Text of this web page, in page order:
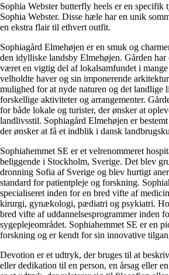
Sophia Webster butterfly heels er en specifik
Sophia Webster. Disse hæle har en unik
en ekstra flair til ethvert outfit.
Sophiagård Elmehøjen er en smuk og
den idylliske landsby Elmehøjen. Gården
været en vigtig del af lokalsamfundet i
velholdte haver og sin imponerende
mulighed for at nyde naturen og det landlige
forskellige aktiviteter og arrangementer.
for både lokale og turister, der ønsker at
landlivsstil. Sophiagård Elmehøjen er
der ønsker at få et indblik i dansk
Sophiahemmet SE er et velrenommeret
beliggende i Stockholm, Sverige. Det blev
dronning Sofia af Sverige og blev hurtigt
standard for patientpleje og forskning.
specialiseret inden for en bred vifte af
kirurgi, gynækologi, pædiatri og psykiatri.
bred vifte af uddannelsesprogrammer inden
sygeplejeområdet. Sophiahemmet SE er en
forskning og er kendt for sin innovative
Devotion er et udtryk, der bruges til at
eller dedikation til en person, en årsag eller